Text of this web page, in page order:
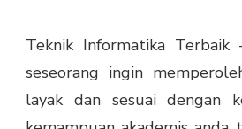
Teknik Informatika Terbaik
seseorang ingin
layak dan sesuai dengan